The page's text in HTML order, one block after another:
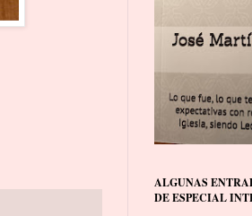
ALGUNAS
DE ESPECIAL